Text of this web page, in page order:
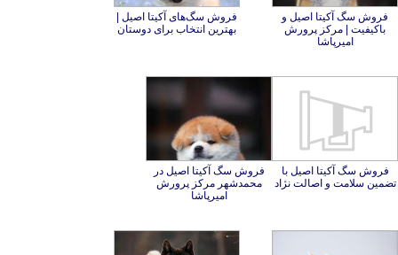
فروش سگ آکیتا اصیل و
باکیفیت | مرکز پرورش
امیرپاشا
فروش سگ‌های آکیتا اصیل |
بهترین انتخاب برای دوستان
فروش سگ آکیتا اصیل با
تضمین سلامت و اصالت نژاد
فروش سگ آکیتا اصیل در
محمدشهر مرکز پرورش
امیرپاشا